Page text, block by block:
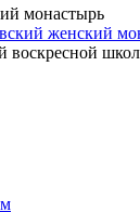
женский